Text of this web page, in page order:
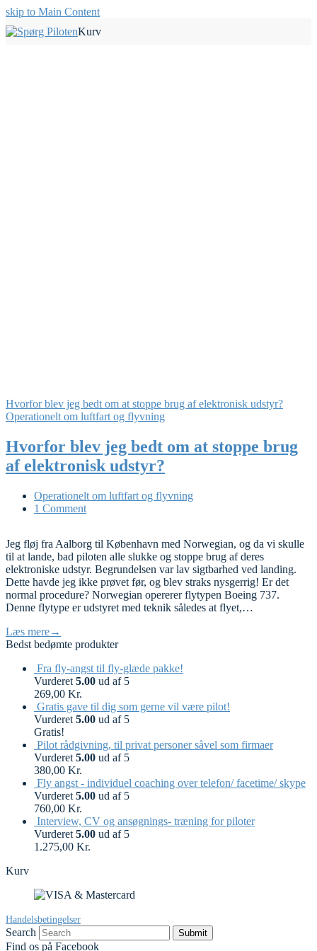
skip to Main Content
Kurv
Hvorfor blev jeg bedt om at stoppe brug af elektronisk udstyr?
Operationelt om luftfart og flyvning
Hvorfor blev jeg bedt om at stoppe brug
af elektronisk udstyr?
Operationelt om luftfart og flyvning
1 Comment
Jeg fløj fra Aalborg til København med Norwegian, og da vi skulle
til at lande, bad piloten alle slukke og stoppe brug af deres
elektroniske udstyr. Begrundelsen var lav sigtbarhed ved landing.
Dette havde jeg ikke prøvet før, og blev straks nysgerrig! Er det
normal procedure? Norwegian opererer flytypen Boeing 737.
Denne flytype er udstyret med teknik således at flyet,…
Læs mere→
Bedst bedømte produkter
Fra fly-angst til fly-glæde pakke!
Vurderet 5.00 ud af 5
269,00 Kr.
Gratis gave til dig som gerne vil være pilot!
Vurderet 5.00 ud af 5
Gratis!
Pilot rådgivning, til privat personer såvel som firmaer
Vurderet 5.00 ud af 5
380,00 Kr.
Fly angst - individuel coaching over telefon/ facetime/ skype
Vurderet 5.00 ud af 5
760,00 Kr.
Interview, CV og ansøgnings- træning for piloter
Vurderet 5.00 ud af 5
1.275,00 Kr.
Kurv
Handelsbetingelser
Search Submit
Find os på Facebook